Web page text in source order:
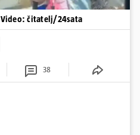
| Video: čitatelj/24sata
38